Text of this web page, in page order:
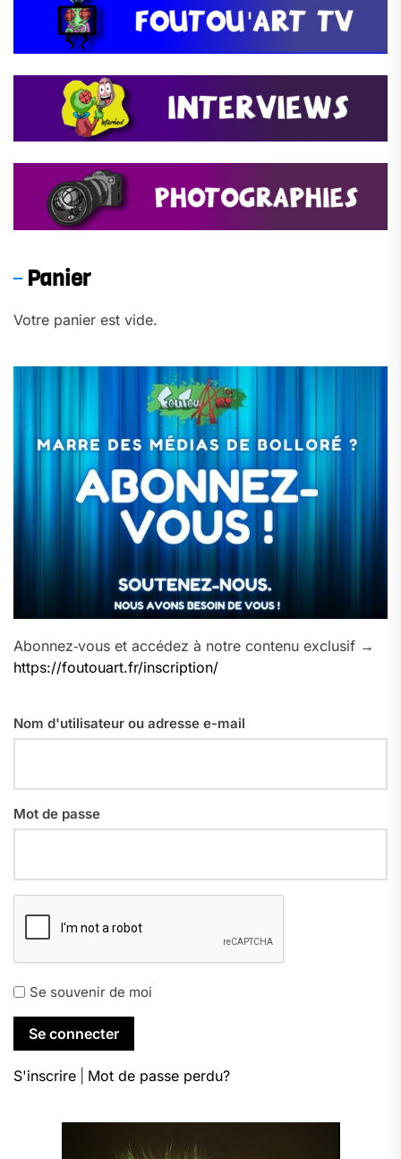
Panier
Votre panier est vide.
Abonnez‑vous et accédez à notre contenu exclusif →
https://foutouart.fr/inscription/
Nom d'utilisateur ou adresse e-mail
Mot de passe
Se souvenir de moi
S'inscrire Mot de passe perdu?